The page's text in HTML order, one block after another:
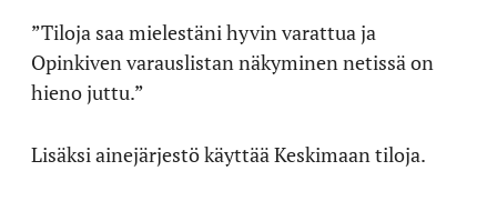
”Tiloja saa mielestäni hyvin varattua ja
Opinkiven varauslistan näkyminen netissä on
hieno juttu.”
Lisäksi ainejärjestö käyttää Keskimaan tiloja.